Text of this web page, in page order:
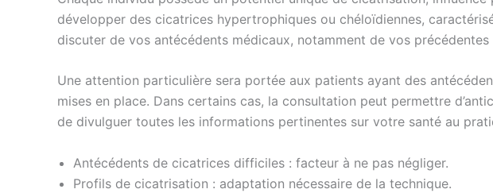
développer des cicatrices hypertrophiques ou chéloïdiennes,
discuter de vos antécédents médicaux, notamment de vos
Une attention particulière sera portée aux patients ayant des
mises en place. Dans certains cas, la consultation peut permettre
de divulguer toutes les informations pertinentes sur votre santé au
Antécédents de cicatrices difficiles : facteur à ne pas négliger.
Profils de cicatrisation : adaptation nécessaire de la technique.